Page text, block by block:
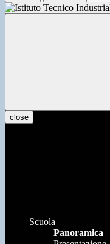
close
Scuola
Panoramica